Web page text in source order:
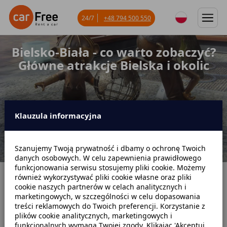
Bielsko-Biała - co warto zobaczyć?
Główne atrakcje Bielska i okolic
24/7 +48 794 500 550
Strona główna Blog
Lokalne podróże
Bielsko-Biała - co warto zobaczyć? Główne atrakcje Bielska i okolic
Klauzula informacyjna
Szanujemy Twoją prywatność i dbamy o ochronę Twoich
danych osobowych. W celu zapewnienia prawidłowego
funkcjonowania serwisu stosujemy pliki cookie. Możemy
również wykorzystywać pliki cookie własne oraz pliki
cookie naszych partnerów w celach analitycznych i
marketingowych, w szczególności w celu dopasowania
treści reklamowych do Twoich preferencji. Korzystanie z
plików cookie analitycznych, marketingowych i